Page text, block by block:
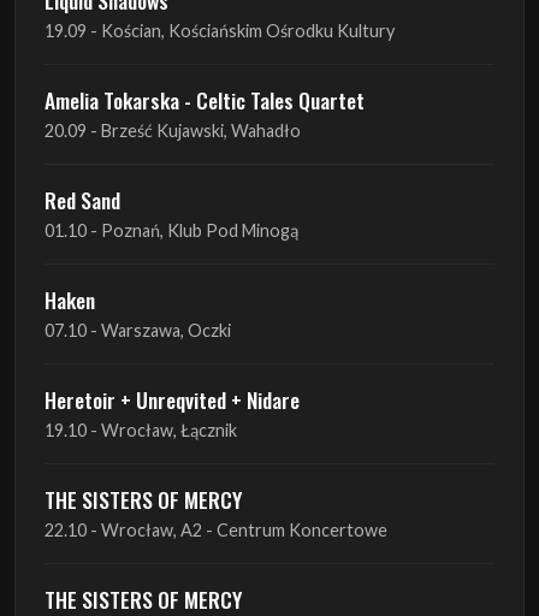
19.09 - Kościan, Kościańskim Ośrodku Kultury
Amelia Tokarska - Celtic Tales Quartet
20.09 - Brześć Kujawski, Wahadło
Red Sand
01.10 - Poznań, Klub Pod Minogą
Haken
07.10 - Warszawa, Oczki
Heretoir + Unreqvited + Nidare
19.10 - Wrocław, Łącznik
THE SISTERS OF MERCY
22.10 - Wrocław, A2 - Centrum Koncertowe
THE SISTERS OF MERCY